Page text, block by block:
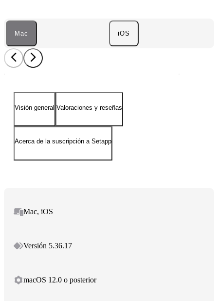
Mac iOS
Visión general Valoraciones y reseñas
Acerca de la suscripción a Setapp
Mac, iOS
Versión 5.36.17
macOS 12.0 o posterior